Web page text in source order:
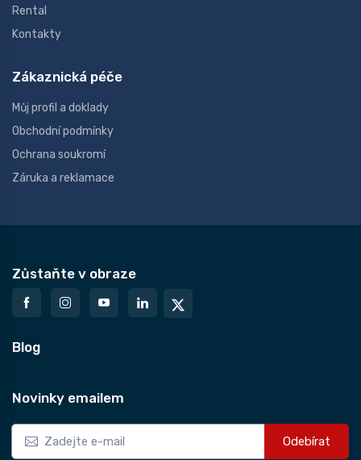
Rental
Kontakty
Zákaznická péče
Můj profil a doklady
Obchodní podmínky
Ochrana soukromí
Záruka a reklamace
Zůstaňte v obraze
Blog
Novinky emailem
Odebírat